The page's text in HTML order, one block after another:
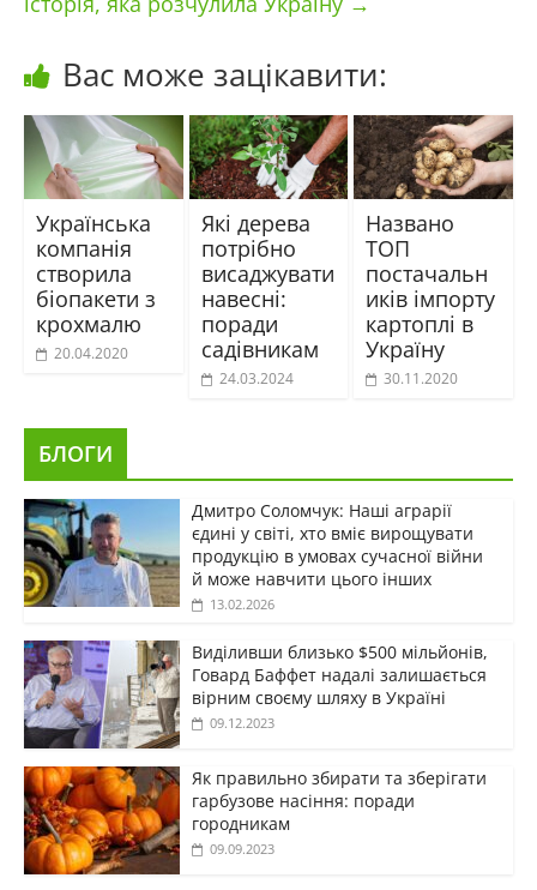
Вас може зацікавити:
Українська
компанія
створила
біопакети з
крохмалю
20.04.2020
Які дерева
потрібно
висаджувати
навесні:
поради
садівникам
24.03.2024
Названо
ТОП
постачальн
иків імпорту
картоплі в
Україну
30.11.2020
БЛОГИ
Дмитро Соломчук: Наші аграрії
єдині у світі, хто вміє вирощувати
продукцію в умовах сучасної війни
й може навчити цього інших
13.02.2026
Виділивши близько $500 мільйонів,
Говард Баффет надалі залишається
вірним своєму шляху в Україні
09.12.2023
Як правильно збирати та зберігати
гарбузове насіння: поради
городникам
09.09.2023